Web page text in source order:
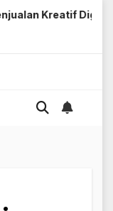
Digital